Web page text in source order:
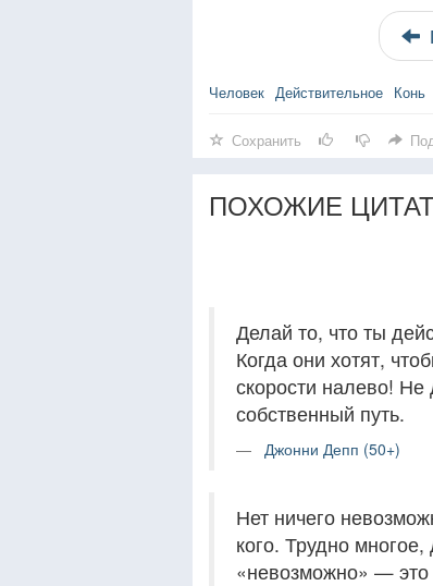
Человек Действительное Конь
Сохранить
ПОХОЖИЕ
Делай то, что ты
Когда они хотят,
скорости налево! Не
собственный путь.
Джонни Депп (50+)
Нет ничего
кого. Трудно
«невозможно» —